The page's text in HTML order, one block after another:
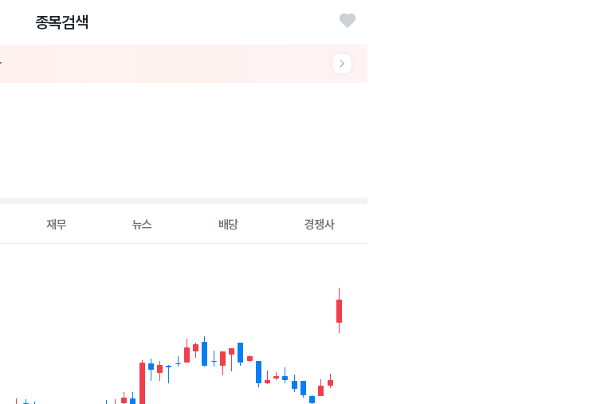
종목검색
달러..에너지 부문 2배 급증
재무 뉴스 배당 경쟁사
ranges from 2026-05-06 00:00:00 to 2026-08-05 00:00:00.